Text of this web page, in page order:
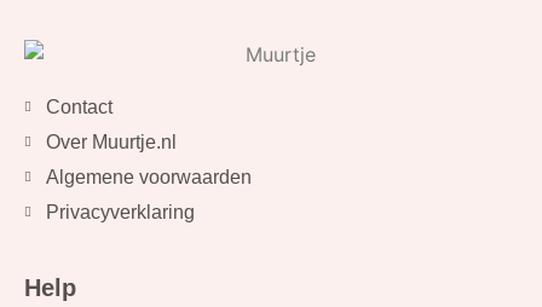
Contact
Over Muurtje.nl
Algemene voorwaarden
Privacyverklaring
Help